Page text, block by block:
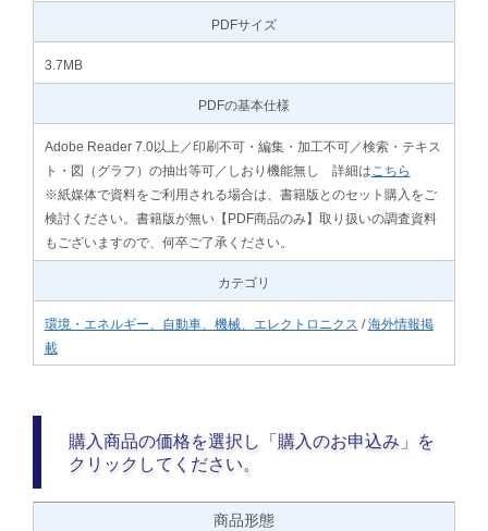
PDFサイズ
3.7MB
PDFの基本仕様
Adobe Reader 7.0以上／印刷不可・編集・加工不可／検索・テキス
ト・図（グラフ）の抽出等可／しおり機能無し 詳細は こちら
※紙媒体で資料をご利用される場合は、書籍版とのセット購入をご
検討ください。書籍版が無い【PDF商品のみ】取り扱いの調査資料
もございますので、何卒ご了承ください。
カテゴリ
環境・エネルギー、自動車、機械、エレクトロニクス /海外情報掲
載
購入商品の価格を選択し「購入のお申込み」を
クリックしてください。
商品形態